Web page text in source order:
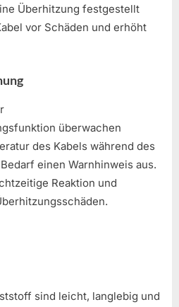
Überhitzung festgestellt
vor Schäden und erhöht
überwachen
des Kabels während des
einen Warnhinweis aus.
Reaktion und
sind leicht, langlebig und